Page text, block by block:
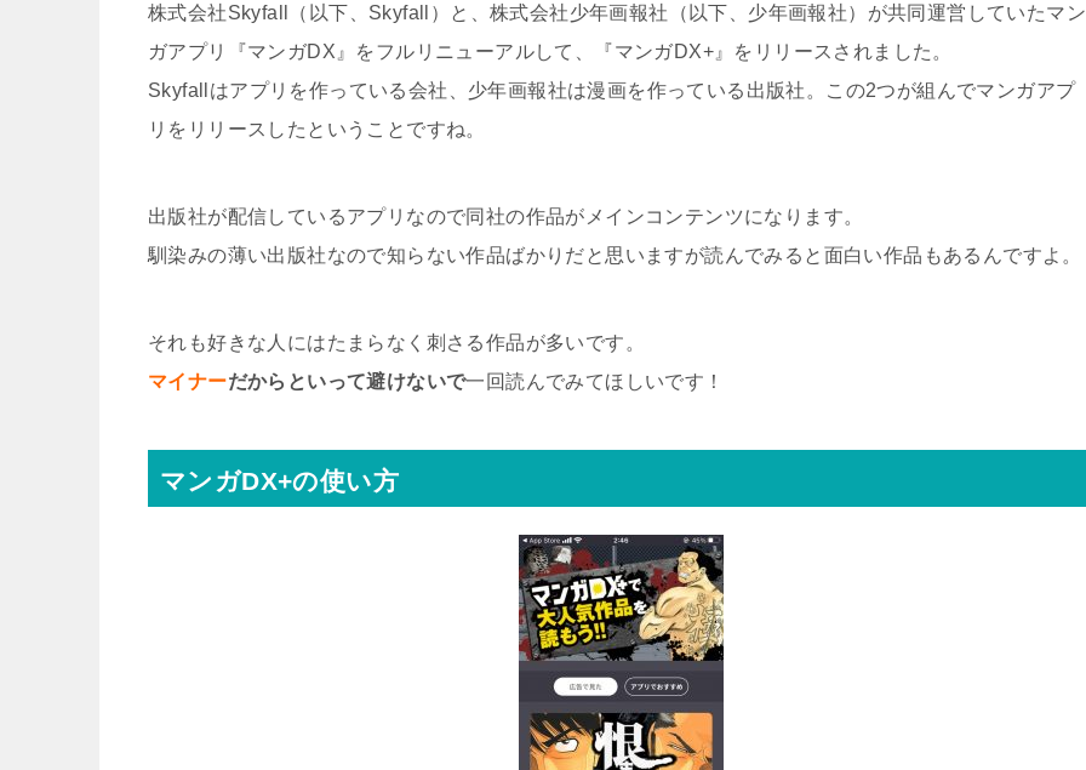
株式会社Skyfall（以下、Skyfall）と、株式会社少年画報社（以下、少年画報社）が共同運営していたマン
ガアプリ『マンガDX』をフルリニューアルして、『マンガDX+』をリリースされました。
Skyfallはアプリを作っている会社、少年画報社は漫画を作っている出版社。この2つが組んでマンガアプ
リをリリースしたということですね。
出版社が配信しているアプリなので同社の作品がメインコンテンツになります。
馴染みの薄い出版社なので知らない作品ばかりだと思いますが読んでみると面白い作品もあるんですよ。
それも好きな人にはたまらなく刺さる作品が多いです。
マイナーだからといって避けないで一回読んでみてほしいです！
マンガDX+の使い方